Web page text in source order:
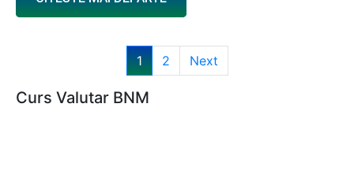
1 2 Next
Curs Valutar BNM